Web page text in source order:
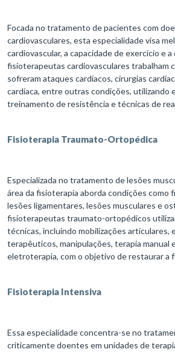
Focada no tratamento de pacientes com
cardiovasculares, esta especialidade visa
cardiovascular, a capacidade de exercício e
fisioterapeutas cardiovasculares trabalham
sofreram ataques cardíacos, cirurgias
cardíaca, entre outras condições, utilizando
treinamento de resistência e técnicas de
Fisioterapia Traumato-Ortopédica
Especializada no tratamento de lesões
área da fisioterapia aborda condições como
lesões ligamentares, lesões musculares e
fisioterapeutas traumato-ortopédicos
técnicas, incluindo mobilizações articulares,
terapêuticos, manipulações, terapia manual
eletroterapia, com o objetivo de restaurar a
Fisioterapia Intensiva
Essa especialidade concentra-se no
criticamente doentes em unidades de